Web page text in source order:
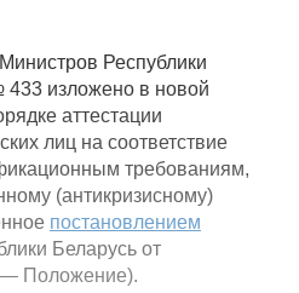
Республики
433 изложено в новой
аттестации
лиц на соответствие
требованиям,
(антикризисному)
постановлением
Беларусь от
Положение).